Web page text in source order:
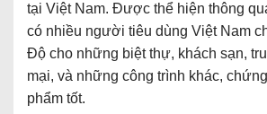
tại Việt Nam. Được thể hiện thông
có nhiều người tiêu dùng Việt Nam
Độ cho những biệt thự, khách sạn,
mại, và những công trình khác,
phẩm tốt.